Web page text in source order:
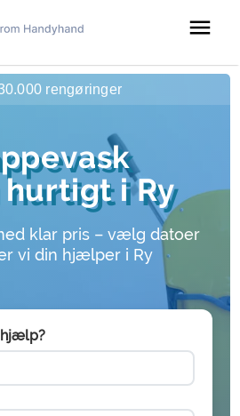
menu
i Ry
klar pris – vælg datoer
vi din hjælper i Ry
hjælp?
rengøringer